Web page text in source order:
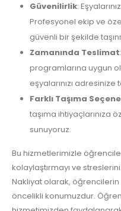
Güvenilirlik:
Profesyonel ekip ve
güvenli bir şekilde
Zamanında Teslimat
programlarına uygun
eşyalarınızı
Farklı Taşıma
taşıma ihtiyaçlarınıza
sunuyoruz.
Bu hizmetlerimizle
kolaylaştırmayı ve
Nakliyat olarak,
öncelikli konumuzdur.